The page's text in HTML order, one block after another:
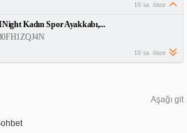
10 sa. önce
Kadın Spor Ayakkabı,...
10 sa. önce
Aşağı git